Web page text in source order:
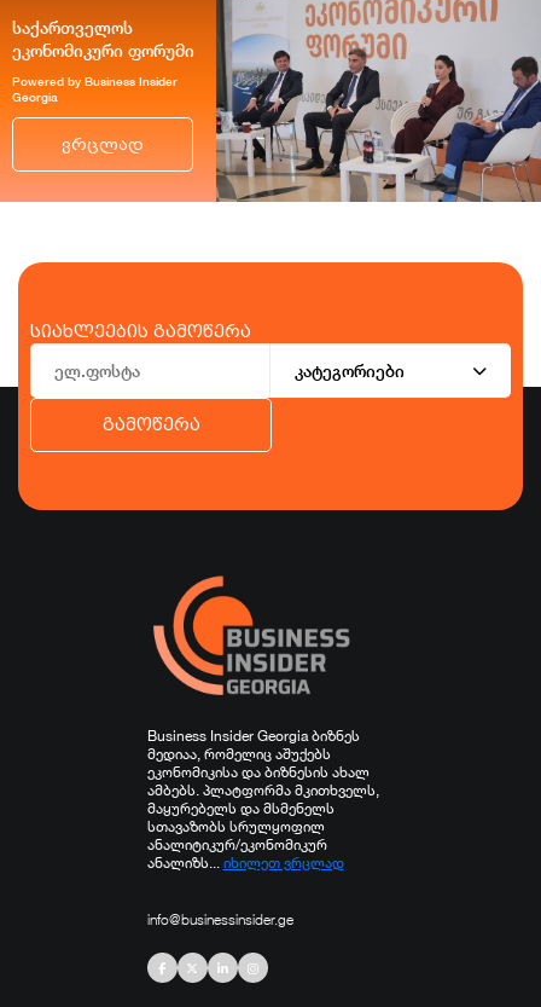
საქართველოს
ეკონომიკური ფორუმი
Powered by Business Insider
Georgia
ვრცლად
სიახლეების გამოწერა
კატეგორიები
გამოწერა
Business Insider Georgia ბიზნეს
მედიაა, რომელიც აშუქებს
ეკონომიკისა და ბიზნესის ახალ
ამბებს. პლატფორმა მკითხველს,
მაყურებელს და მსმენელს
სთავაზობს სრულყოფილ
ანალიტიკურ/ეკონომიკურ
ანალიზს... იხილეთ ვრცლად
info@businessinsider.ge